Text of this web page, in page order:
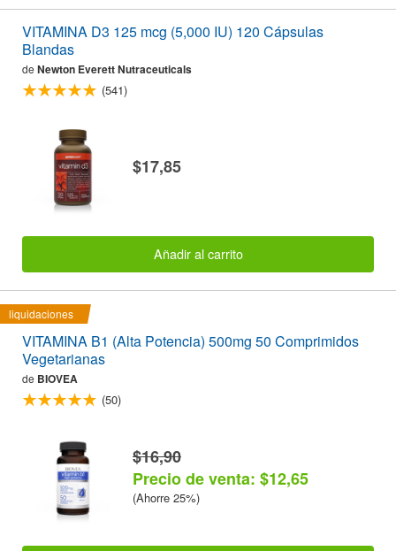
VITAMINA D3 125 mcg (5,000 IU) 120 Cápsulas
Blandas
de Newton Everett Nutraceuticals
(541)
$17,85
Añadir al carrito
liquidaciones
VITAMINA B1 (Alta Potencia) 500mg 50 Comprimidos
Vegetarianas
de BIOVEA
(50)
$16,90
Precio de venta: $12,65
(Ahorre 25%)